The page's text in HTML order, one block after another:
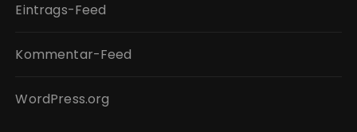
Eintrags-Feed
Kommentar-Feed
WordPress.org